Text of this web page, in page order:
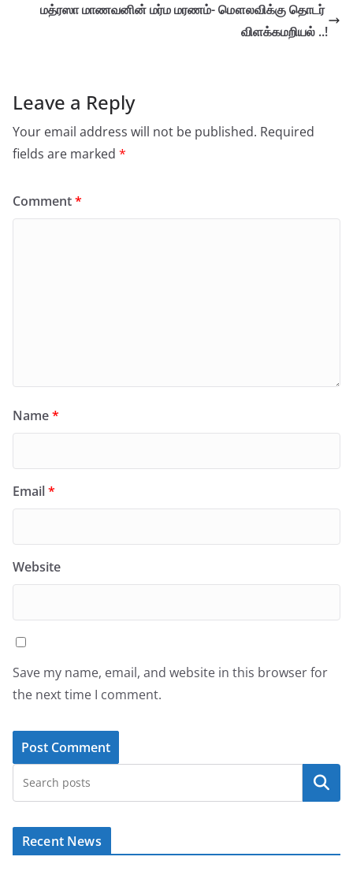
மத்ரஸா மாணவனின் மர்ம மரணம்- மௌலவிக்கு தொடர்
விளக்கமறியல் ..!
Leave a Reply
Your email address will not be published. Required
fields are marked *
Comment*
Name*
Email*
Website
Save my name, email, and website in this browser for
the next time I comment.
Search
Recent News